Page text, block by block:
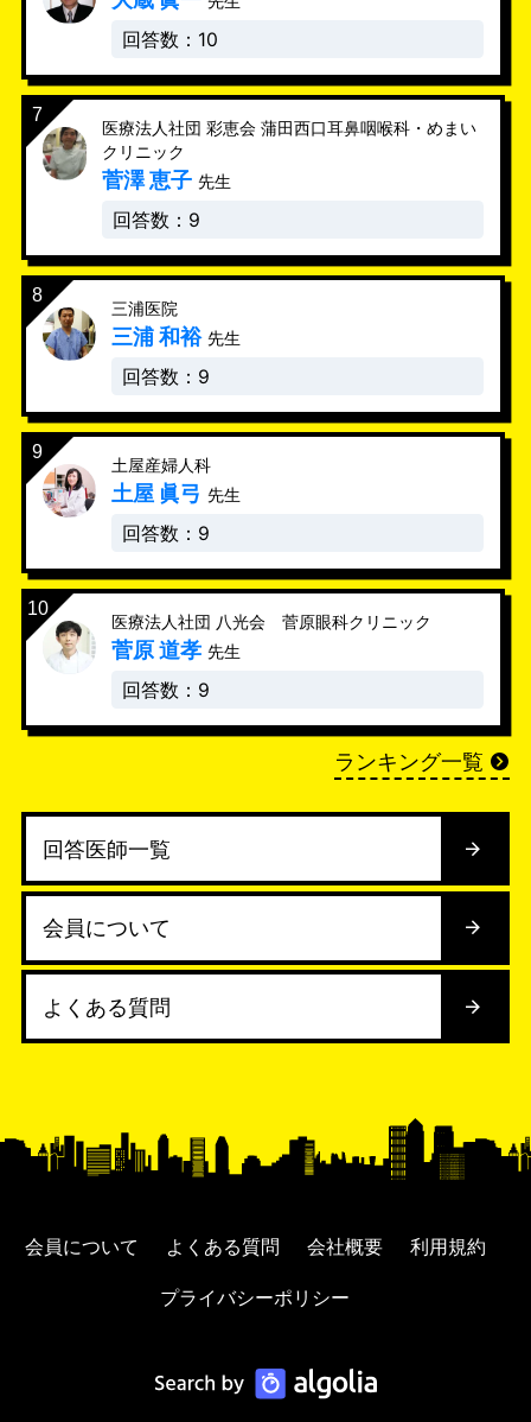
回答数：10
医療法人社団 彩恵会 蒲田西口耳鼻咽喉科・めまい
クリニック
菅澤 恵子 先生
回答数：9
三浦医院
三浦 和裕 先生
回答数：9
土屋産婦人科
土屋 眞弓 先生
回答数：9
医療法人社団 八光会 菅原眼科クリニック
菅原 道孝 先生
回答数：9
ランキング一覧
回答医師一覧
会員について
よくある質問
会員について よくある質問 会社概要 利用規約
プライバシーポリシー